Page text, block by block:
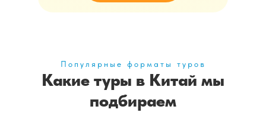
Какие туры в Китай мы
подбираем
Популярные форматы туров